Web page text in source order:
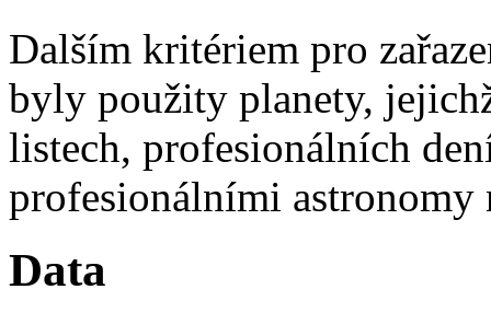
Dalším kritériem pro
byly použity planety,
listech, profesionálních
profesionálními
Data